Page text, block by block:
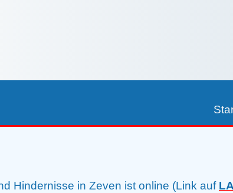
BM
Hindernisse in Zeven ist online (Link auf